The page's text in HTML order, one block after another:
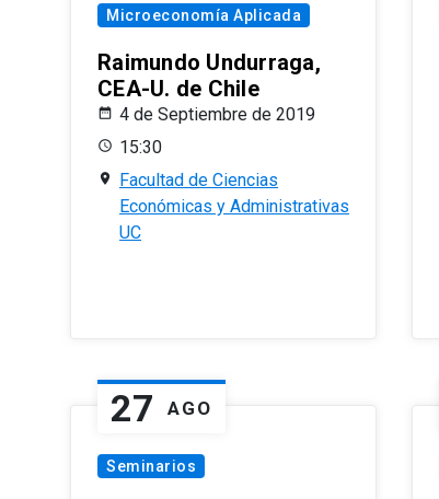
Microeconomía Aplicada
Raimundo Undurraga,
CEA-U. de Chile
4 de Septiembre de 2019
15:30
Facultad de Ciencias
Económicas y Administrativas
UC
27 AGO
Seminarios